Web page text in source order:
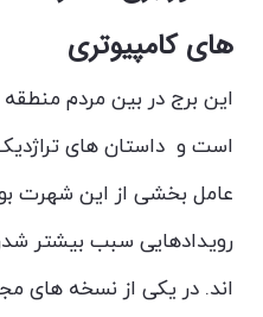
های کامپیوتری
این برج در بین مردم منطقه
است و داستان های
عامل بخشی از این شهرت
رویدادهایی سبب بیشتر
اند. در یکی از نسخه های